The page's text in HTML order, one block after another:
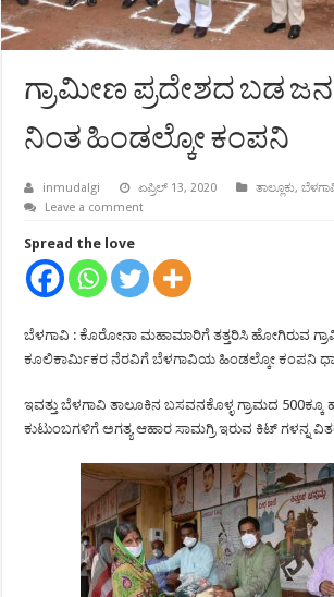
ಗ್ರಾಮೀಣ ಪ್ರದೇಶದ ಬಡ
ನಿಂತ ಹಿಂಡಲ್ಕೋ ಕಂಪನಿ
inmudalgi ಏಪ್ರಿಲ್ 13, 2020 ತಾಲ್ಲೂಕು,
Leave a comment
Spread the love
ಬೆಳಗಾವಿ : ಕೊರೋನಾ ಮಹಾಮಾರಿಗೆ ತತ್ತರಿಸಿ ಹೋಗಿರುವ
ಕೂಲಿಕಾರ್ಮಿಕರ ನೆರವಿಗೆ ಬೆಳಗಾವಿಯ ಹಿಂಡಲ್ಕೋ ಕಂಪನಿ
ಇವತ್ತು ಬೆಳಗಾವಿ ತಾಲೂಕಿನ ಬಸವನಕೊಳ್ಳ ಗ್ರಾಮದ
ಕುಟುಂಬಗಳಿಗೆ ಅಗತ್ಯ ಆಹಾರ ಸಾಮಗ್ರಿ ಇರುವ ಕಿಟ್ ಗಳನ್ನ